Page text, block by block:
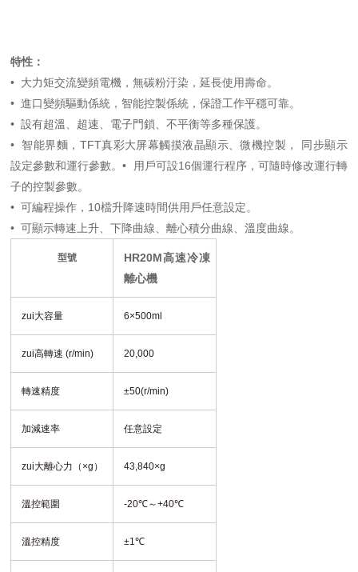
特性：
• 大力矩交流變頻電機，無碳粉汙染，延長使用壽命。
• 進口變頻驅動係統，智能控製係統，保證工作平穩可靠。
• 設有超溫、超速、電子門鎖、不平衡等多種保護。
•
智能界麵，TFT真彩大屏幕觸摸液晶顯示、微機控製， 同步顯示
設定參數和運行參數。•
用戶可設16個運行程序，可隨時修改運行轉
子的控製參數。
• 可編程操作，10檔升降速時間供用戶任意設定。
• 可顯示轉速上升、下降曲線、離心積分曲線、溫度曲線。
型號
HR20M高速冷凍
離心機
zui大容量 6×500ml
zui高轉速 (r/min) 20,000
轉速精度 ±50(r/min)
加減速率 任意設定
zui大離心力（×g） 43,840×g
溫控範圍 -20℃～+40℃
溫控精度 ±1℃